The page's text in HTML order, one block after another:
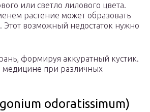
или светло лилового цвета.
растение может образовать
возможный недостаток нужно
формируя аккуратный кустик.
при различных
odoratissimum)